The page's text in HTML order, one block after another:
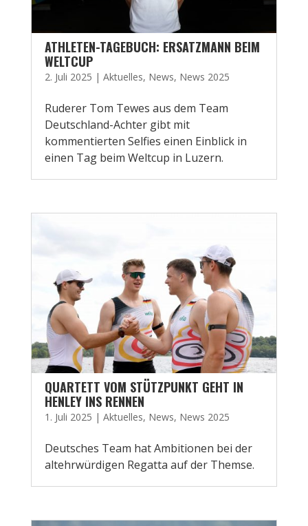
ATHLETEN-TAGEBUCH: ERSATZMANN BEIM
WELTCUP
2. Juli 2025 | Aktuelles, News, News 2025
Ruderer Tom Tewes aus dem Team
Deutschland-Achter gibt mit
kommentierten Selfies einen Einblick in
einen Tag beim Weltcup in Luzern.
QUARTETT VOM STÜTZPUNKT GEHT IN
HENLEY INS RENNEN
1. Juli 2025 | Aktuelles, News, News 2025
Deutsches Team hat Ambitionen bei der
altehrwürdigen Regatta auf der Themse.